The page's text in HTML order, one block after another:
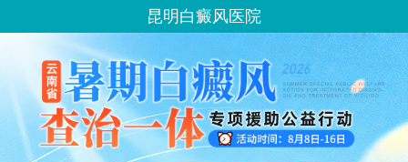
昆明白癜风医院